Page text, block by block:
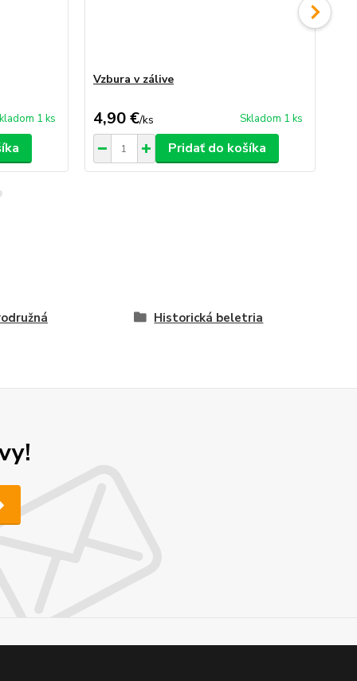
1 ks
Vzbura v zálive
4,90 €/ks Skladom 1 ks
Pridať do košíka
Historická beletria